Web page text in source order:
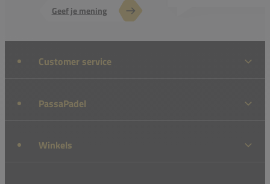
Geef je mening
Customer service
PassaPadel
Winkels